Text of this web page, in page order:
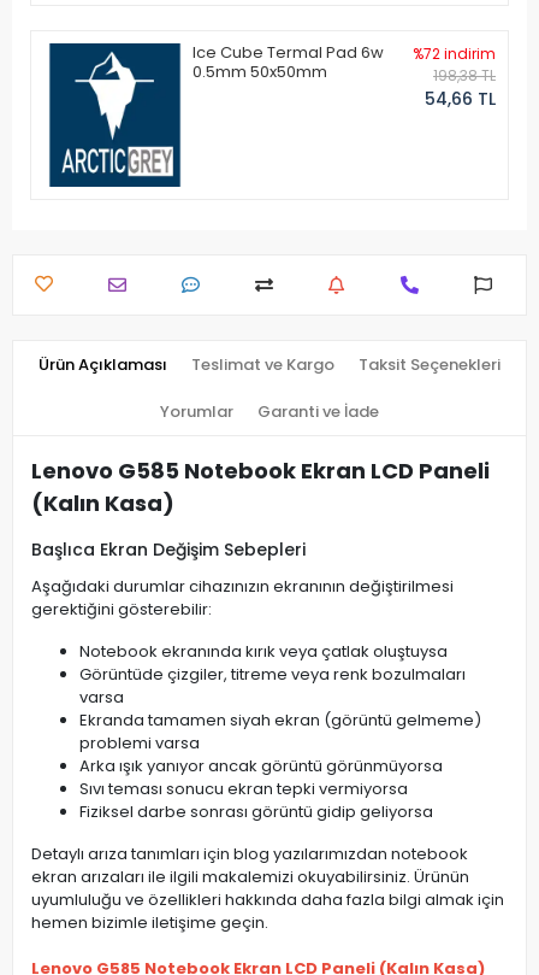
Ice Cube Termal Pad 6w
0.5mm 50x50mm
%72 indirim
198,38 TL
54,66 TL
Ürün Açıklaması Teslimat ve Kargo Taksit Seçenekleri
Yorumlar Garanti ve İade
Lenovo G585 Notebook Ekran LCD Paneli
(Kalın Kasa)
Başlıca Ekran Değişim Sebepleri
Aşağıdaki durumlar cihazınızın ekranının değiştirilmesi
gerektiğini gösterebilir:
Notebook ekranında kırık veya çatlak oluştuysa
Görüntüde çizgiler, titreme veya renk bozulmaları
varsa
Ekranda tamamen siyah ekran (görüntü gelmeme)
problemi varsa
Arka ışık yanıyor ancak görüntü görünmüyorsa
Sıvı teması sonucu ekran tepki vermiyorsa
Fiziksel darbe sonrası görüntü gidip geliyorsa
Detaylı arıza tanımları için blog yazılarımızdan notebook
ekran arızaları ile ilgili makalemizi okuyabilirsiniz. Ürünün
uyumluluğu ve özellikleri hakkında daha fazla bilgi almak için
hemen bizimle iletişime geçin.
Lenovo G585 Notebook Ekran LCD Paneli (Kalın Kasa)